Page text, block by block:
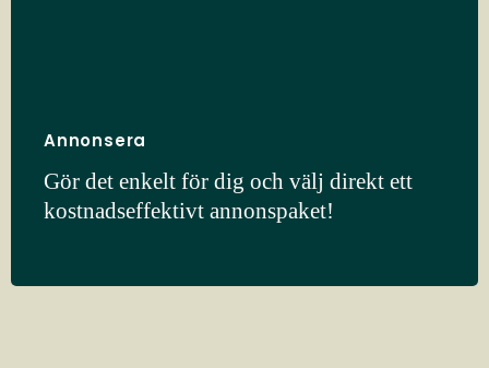
Annonsera
Gör det enkelt för dig och välj direkt ett
kostnadseffektivt annonspaket!